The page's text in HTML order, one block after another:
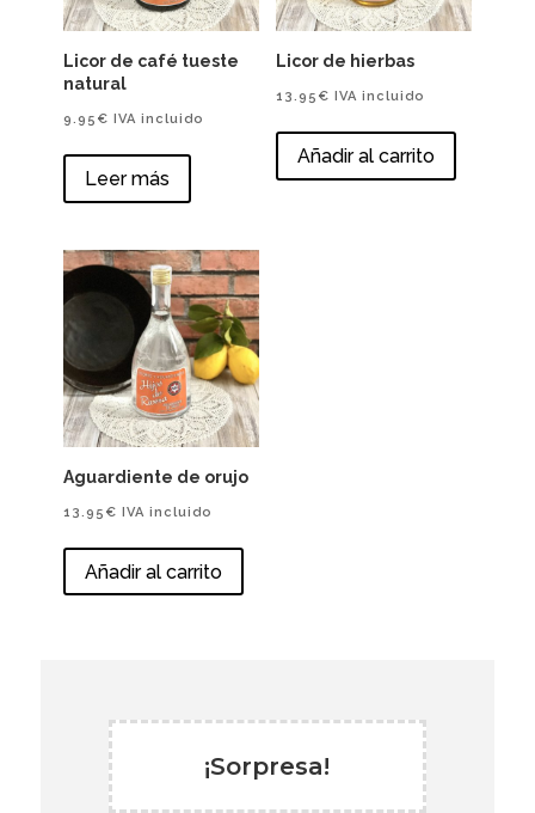
¡Sorpresa!
Licor de café tueste
natural
9.95 € IVA incluido
Leer más
Licor de hierbas
13.95 € IVA incluido
Añadir al carrito
Aguardiente de orujo
13.95 € IVA incluido
Añadir al carrito